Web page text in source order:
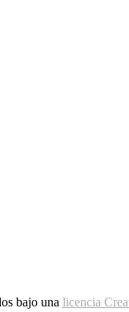
bajo una licencia